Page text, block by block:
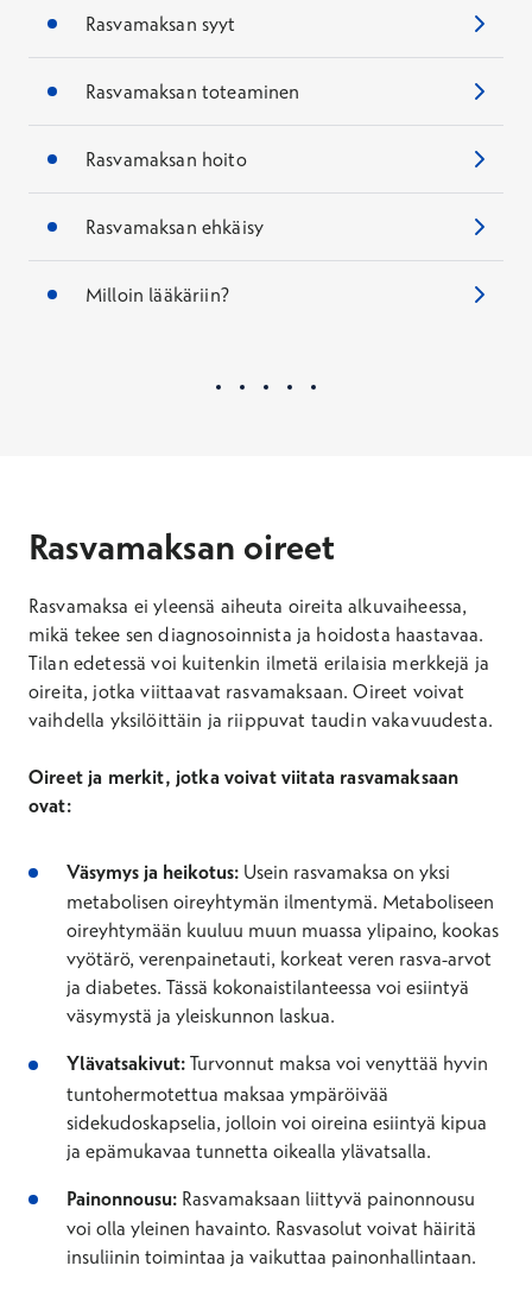
Rasvamaksan syyt
Rasvamaksan toteaminen
Rasvamaksan hoito
Rasvamaksan ehkäisy
Milloin lääkäriin?
Rasvamaksan oireet
Rasvamaksa ei yleensä aiheuta oireita alkuvaiheessa,
mikä tekee sen diagnosoinnista ja hoidosta haastavaa.
Tilan edetessä voi kuitenkin ilmetä erilaisia merkkejä ja
oireita, jotka viittaavat rasvamaksaan. Oireet voivat
vaihdella yksilöittäin ja riippuvat taudin vakavuudesta.
Oireetja merkit, jotka voivat viitata rasvamaksaan
ovat:
Väsymys ja heikotus: Usein rasvamaksa on yksi
metabolisen oireyhtymän ilmentymä. Metaboliseen
oireyhtymään kuuluu muun muassa ylipaino, kookas
vyötärö, verenpainetauti, korkeat veren rasva-arvot
ja diabetes. Tässä kokonaistilanteessa voi esiintyä
väsymystä ja yleiskunnon laskua.
Ylävatsakivut: Turvonnut maksa voi venyttää hyvin
tuntohermotettua maksaa ympäröivää
sidekudoskapselia, jolloin voi oireina esiintyä kipua
ja epämukavaa tunnetta oikealla ylävatsalla.
Painonnousu: Rasvamaksaan liittyvä painonnousu
voi olla yleinen havainto. Rasvasolut voivat häiritä
insuliinin toimintaa ja vaikuttaa painonhallintaan.